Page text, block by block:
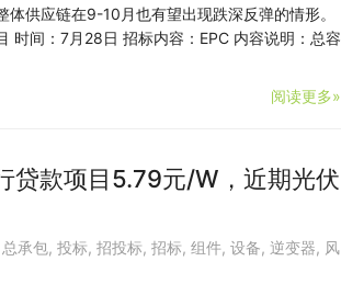
体供应链在9-10月也有望出现跌深反弹的情形。
时间：7月28日 招标内容：EPC 内容说明：总容
阅读更多»
贷款项目5.79元/W，近期光伏
总承包, 投标, 招投标, 招标, 组件, 设备, 逆变器, 风